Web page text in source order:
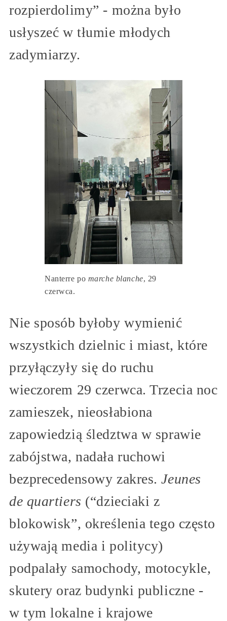
rozpierdolimy” - można było
usłyszeć w tłumie młodych
zadymiarzy.
Nanterre po marche blanche, 29
czerwca.
Nie sposób byłoby wymienić
wszystkich dzielnic i miast, które
przyłączyły się do ruchu
wieczorem 29 czerwca. Trzecia noc
zamieszek, nieosłabiona
zapowiedzią śledztwa w sprawie
zabójstwa, nadała ruchowi
bezprecedensowy zakres.Jeunes
de quartiers (“dzieciaki z
blokowisk”, określenia tego często
używają media i politycy)
podpalały samochody, motocykle,
skutery oraz budynki publiczne -
w tym lokalne i krajowe